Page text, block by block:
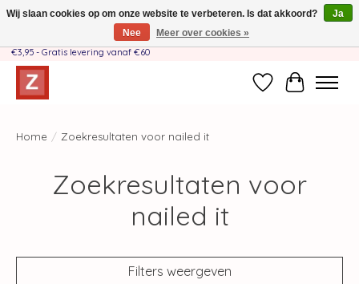
Handgemaakt door moeder-dochterteam❤️ - Verzendkosten BE & NL SLECHTS
€3,95 - Gratis levering vanaf €60
Verlanglijst
Home / Zoekresultaten voor nailed it
Zoekresultaten voor
nailed it
Filters weergeven
Wij slaan cookies op om onze website te verbeteren. Is dat akkoord?
Ja
Nee
Meer over cookies »